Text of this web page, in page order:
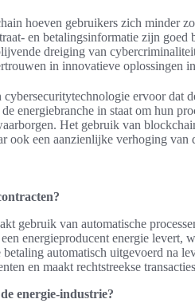
hoeven gebruikers zich minder
en betalingsinformatie zijn
dreiging van
in innovatieve oplossingen
ervoor dat
energiebranche in staat om hun
Het gebruik van
ook een aanzienlijke verhoging van
gebruik van automatische
energieproducent energie levert,
automatisch uitgevoerd na
en maakt rechtstreekse
energie-industrie?